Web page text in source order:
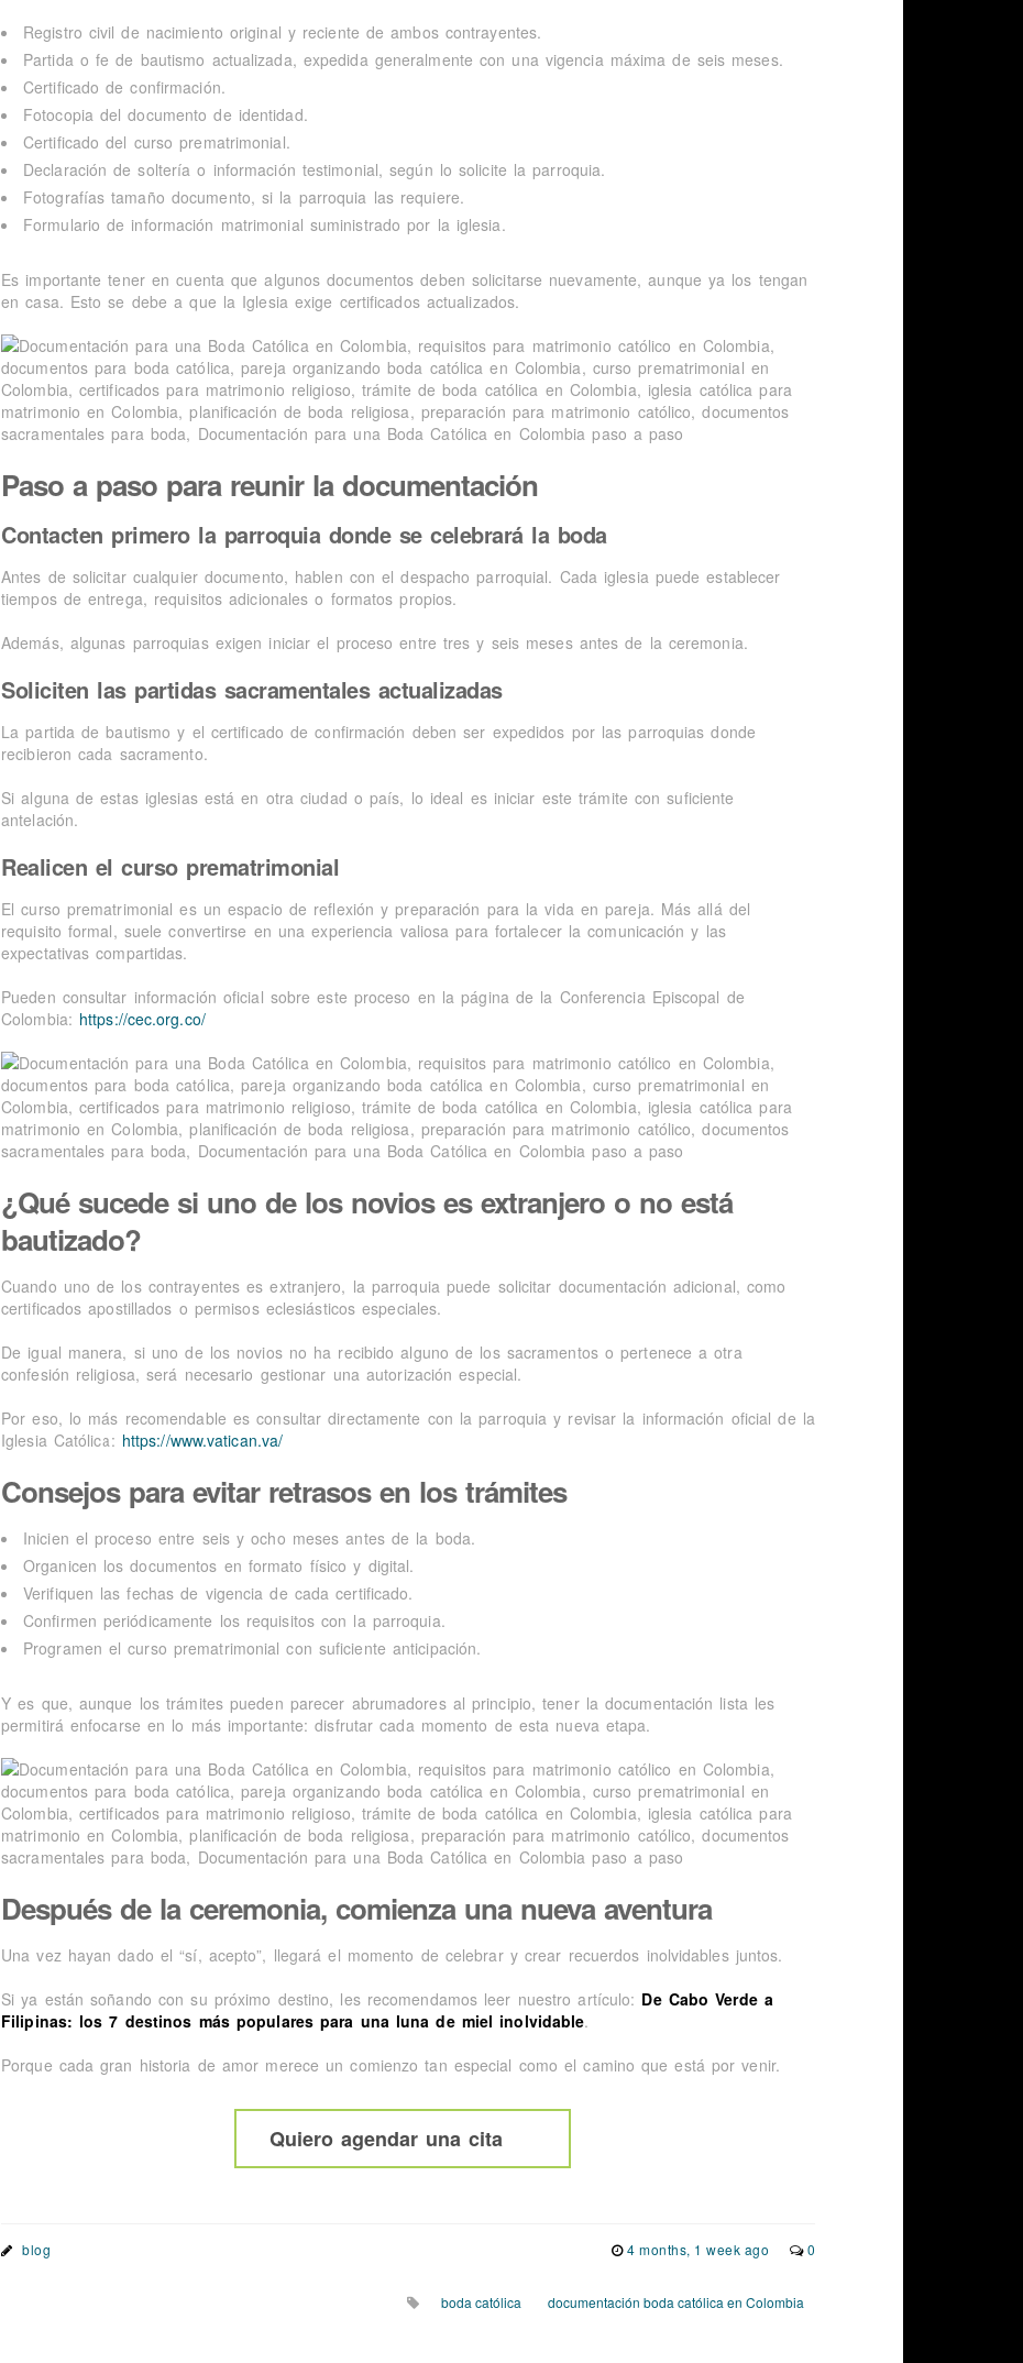
Registro civil de nacimiento original y reciente de ambos contrayentes.
Partida o fe de bautismo actualizada, expedida generalmente con una vigencia máxima de seis meses.
Certificado de confirmación.
Fotocopia del documento de identidad.
Certificado del curso prematrimonial.
Declaración de soltería o información testimonial, según lo solicite la parroquia.
Fotografías tamaño documento, si la parroquia las requiere.
Formulario de información matrimonial suministrado por la iglesia.
Es importante tener en cuenta que algunos documentos deben solicitarse nuevamente, aunque ya los tengan
en casa. Esto se debe a que la Iglesia exige certificados actualizados.
Paso a paso para reunir la documentación
Contacten primero la parroquia donde se celebrará la boda
Antes de solicitar cualquier documento, hablen con el despacho parroquial. Cada iglesia puede establecer
tiempos de entrega, requisitos adicionales o formatos propios.
Además, algunas parroquias exigen iniciar el proceso entre tres y seis meses antes de la ceremonia.
Soliciten las partidas sacramentales actualizadas
La partida de bautismo y el certificado de confirmación deben ser expedidos por las parroquias donde
recibieron cada sacramento.
Si alguna de estas iglesias está en otra ciudad o país, lo ideal es iniciar este trámite con suficiente
antelación.
Realicen el curso prematrimonial
El curso prematrimonial es un espacio de reflexión y preparación para la vida en pareja. Más allá del
requisito formal, suele convertirse en una experiencia valiosa para fortalecer la comunicación y las
expectativas compartidas.
Pueden consultar información oficial sobre este proceso en la página de la Conferencia Episcopal de
Colombia: https://cec.org.co/
¿Qué sucede si uno de los novios es extranjero o no está
bautizado?
Cuando uno de los contrayentes es extranjero, la parroquia puede solicitar documentación adicional, como
certificados apostillados o permisos eclesiásticos especiales.
De igual manera, si uno de los novios no ha recibido alguno de los sacramentos o pertenece a otra
confesión religiosa, será necesario gestionar una autorización especial.
Por eso, lo más recomendable es consultar directamente con la parroquia y revisar la información oficial de la
Iglesia Católica: https://www.vatican.va/
Consejos para evitar retrasos en los trámites
Inicien el proceso entre seis y ocho meses antes de la boda.
Organicen los documentos en formato físico y digital.
Verifiquen las fechas de vigencia de cada certificado.
Confirmen periódicamente los requisitos con la parroquia.
Programen el curso prematrimonial con suficiente anticipación.
Y es que, aunque los trámites pueden parecer abrumadores al principio, tener la documentación lista les
permitirá enfocarse en lo más importante: disfrutar cada momento de esta nueva etapa.
Después de la ceremonia, comienza una nueva aventura
Una vez hayan dado el “sí, acepto”, llegará el momento de celebrar y crear recuerdos inolvidables juntos.
Si ya están soñando con su próximo destino, les recomendamos leer nuestro artículo: De Cabo Verde a
Filipinas: los 7 destinos más populares para una luna de miel inolvidable.
Porque cada gran historia de amor merece un comienzo tan especial como el camino que está por venir.
Quiero agendar una cita
blog 4 months, 1 week ago 0
boda católica documentación boda católica en Colombia